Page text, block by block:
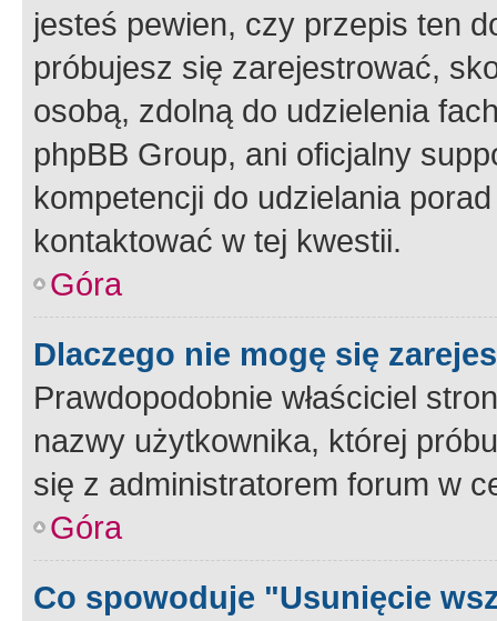
jesteś pewien, czy przepis ten
próbujesz się zarejestrować,
osobą, zdolną do udzielenia
phpBB Group, ani oficjalny
kompetencji do udzielania
kontaktować w tej kwestii.
Góra
Dlaczego nie mogę się
Prawdopodobnie właściciel
nazwy użytkownika, której
się z administratorem forum w
Góra
Co spowoduje "Usunięcie